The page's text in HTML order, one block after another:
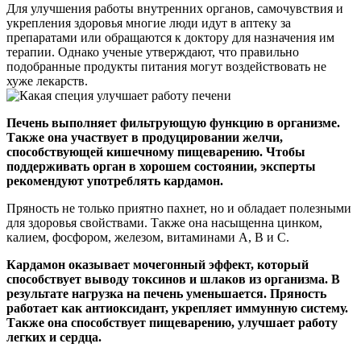
Для улучшения работы внутренних органов, самочувствия и
укрепления здоровья многие люди идут в аптеку за
препаратами или обращаются к доктору для назначения им
терапии. Однако ученые утверждают, что правильно
подобранные продукты питания могут воздействовать не
хуже лекарств.
Печень выполняет фильтрующую функцию в организме.
Также она участвует в продуцировании желчи,
способствующей кишечному пищеварению. Чтобы
поддерживать орган в хорошем состоянии, эксперты
рекомендуют употреблять кардамон.
Пряность не только приятно пахнет, но и обладает полезными
для здоровья свойствами. Также она насыщенна цинком,
калием, фосфором, железом, витаминами А, В и С.
Кардамон оказывает мочегонный эффект, который
способствует выводу токсинов и шлаков из организма. В
результате нагрузка на печень уменьшается. Пряность
работает как антиоксидант, укрепляет иммунную систему.
Также она способствует пищеварению, улучшает работу
легких и сердца.